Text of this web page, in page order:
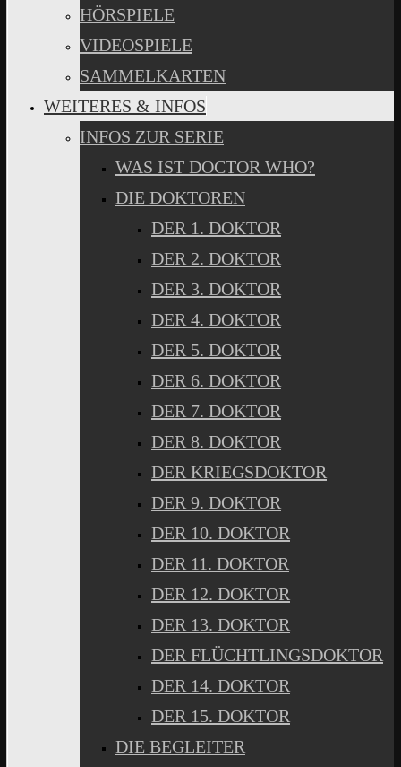
HÖRSPIELE
VIDEOSPIELE
SAMMELKARTEN
WEITERES & INFOS
INFOS ZUR SERIE
WAS IST DOCTOR WHO?
DIE DOKTOREN
DER 1. DOKTOR
DER 2. DOKTOR
DER 3. DOKTOR
DER 4. DOKTOR
DER 5. DOKTOR
DER 6. DOKTOR
DER 7. DOKTOR
DER 8. DOKTOR
DER KRIEGSDOKTOR
DER 9. DOKTOR
DER 10. DOKTOR
DER 11. DOKTOR
DER 12. DOKTOR
DER 13. DOKTOR
DER FLÜCHTLINGSDOKTOR
DER 14. DOKTOR
DER 15. DOKTOR
DIE BEGLEITER